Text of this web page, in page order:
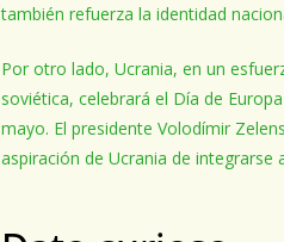
también refuerza la identidad
Por otro lado, Ucrania, en un
soviética, celebrará el Día de
mayo. El presidente Volodímir
aspiración de Ucrania de